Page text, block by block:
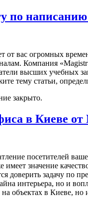
по
от вас огромных
Компания
высших учебных
тему статьи,
закрыто.
в Киеве от
посетителей
значение
доверить задачу по
интерьера, но и
объектах в Киеве, но